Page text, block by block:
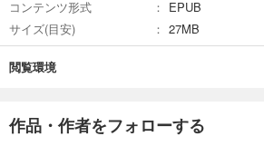
ADEL33(16)
ADEL33(17)
コンテンツ形式
EPUB
サイズ(目安)
27MB
閲覧環境
作品・作者をフォローする